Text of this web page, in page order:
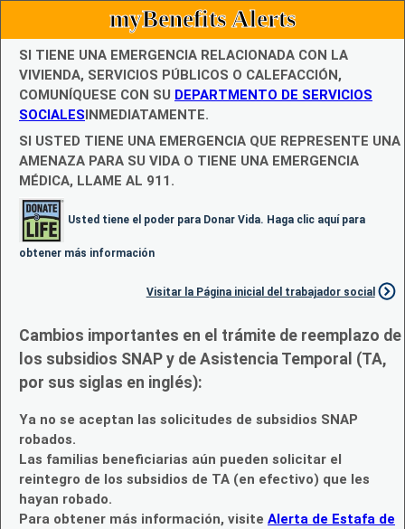
myBenefits Alerts
SI TIENE UNA EMERGENCIA RELACIONADA CON LA
VIVIENDA, SERVICIOS PÚBLICOS O CALEFACCIÓN,
COMUNÍQUESE CON SU DEPARTMENTO DE SERVICIOS
SOCIALESINMEDIATAMENTE.
SI USTED TIENE UNA EMERGENCIA QUE REPRESENTE UNA
AMENAZA PARA SU VIDA O TIENE UNA EMERGENCIA
MÉDICA, LLAME AL 911.
Usted tiene el poder para Donar Vida. Haga clic aquí para
obtener más información
Visitar la Página inicial del trabajador social
Cambios importantes en el trámite de reemplazo de
los subsidios SNAP y de Asistencia Temporal (TA,
por sus siglas en inglés):
Ya no se aceptan las solicitudes de subsidios SNAP
robados.
Las familias beneficiarias aún pueden solicitar el
reintegro de los subsidios de TA (en efectivo) que les
hayan robado.
Para obtener más información, visite Alerta de Estafa de